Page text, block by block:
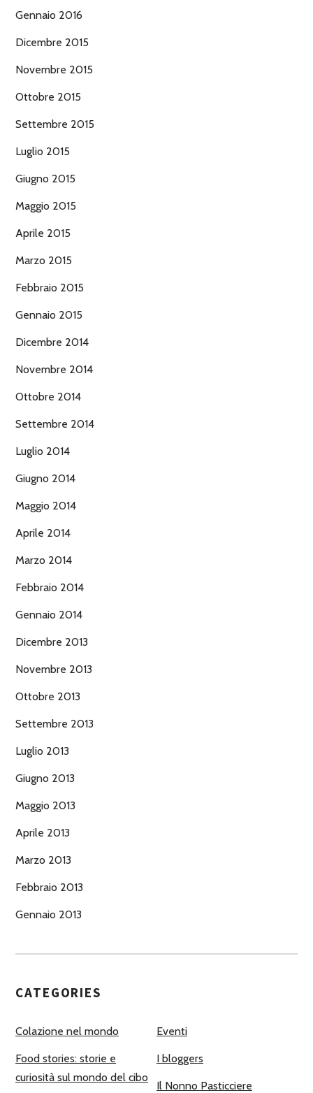
Gennaio 2016
Dicembre 2015
Novembre 2015
Ottobre 2015
Settembre 2015
Luglio 2015
Giugno 2015
Maggio 2015
Aprile 2015
Marzo 2015
Febbraio 2015
Gennaio 2015
Dicembre 2014
Novembre 2014
Ottobre 2014
Settembre 2014
Luglio 2014
Giugno 2014
Maggio 2014
Aprile 2014
Marzo 2014
Febbraio 2014
Gennaio 2014
Dicembre 2013
Novembre 2013
Ottobre 2013
Settembre 2013
Luglio 2013
Giugno 2013
Maggio 2013
Aprile 2013
Marzo 2013
Febbraio 2013
Gennaio 2013
CATEGORIES
Colazione nel mondo Eventi
Food stories: storie e
curiosità sul mondo del cibo
I bloggers
Il Nonno Pasticciere